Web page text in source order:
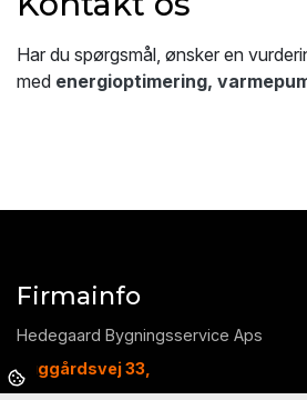
Har du spørgsmål, ønsker en
med energioptimering,
Firmainfo
Hedegaard Bygningsservice Aps
Puggårdsvej 33,